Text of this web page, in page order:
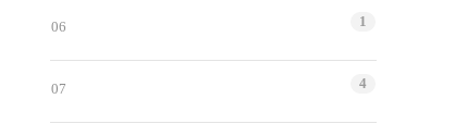
06 1
07 4